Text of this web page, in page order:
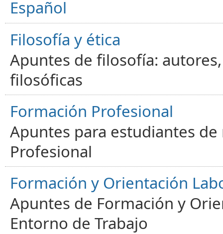
Español
Filosofía y ética
Apuntes de filosofía:
filosóficas
Formación Profesional
Apuntes para estudiantes
Profesional
Formación y Orientación
Apuntes de Formación y
Entorno de Trabajo